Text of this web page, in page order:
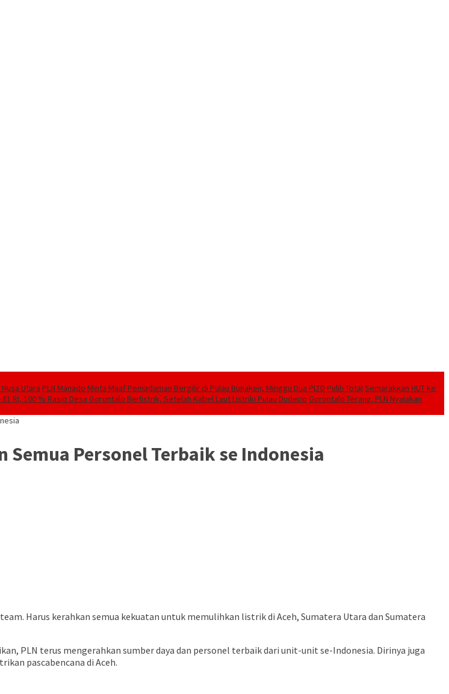
Utara PLN Manado Minta Maaf Pemadaman Bergilir di Pulau Bunaken, Minggu Dua PLTD Pulih TotalSemarakkan HUT ke
81 RI, 100 % Rasio Desa Gorontalo Berlistrik, Setelah Kabel Laut Listriki Pulau Dudepo Gorontalo Terang. PLN Nyalakan
Semua Personel Terbaik se Indonesia
Harus kerahkan semua kekuatan untuk memulihkan listrik di Aceh, Sumatera Utara dan Sumatera
PLN terus mengerahkan sumber daya dan personel terbaik dari unit-unit se-Indonesia. Dirinya juga
pascabencana di Aceh.